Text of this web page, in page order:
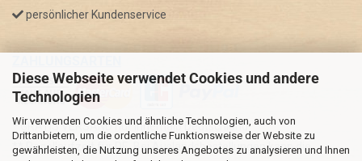
Diese Webseite verwendet Cookies und andere
Technologien
Wir verwenden Cookies und ähnliche Technologien, auch von
Drittanbietern, um die ordentliche Funktionsweise der Website zu
gewährleisten, die Nutzung unseres Angebotes zu analysieren und Ihnen
persönlicher Kundenservice
* GRATIS VERSAND nur innerhalb Deutschland
** Regellaufzeit für DE, Bei Auslandsbestellungen kann die